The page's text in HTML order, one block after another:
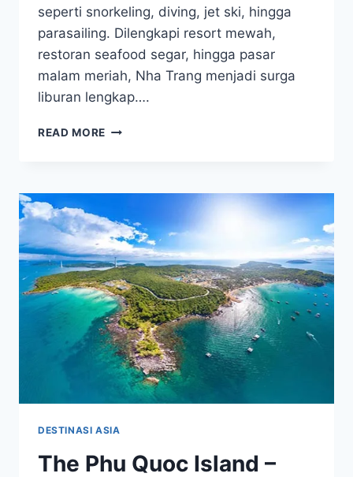
seperti snorkeling, diving, jet ski, hingga
parasailing. Dilengkapi resort mewah,
restoran seafood segar, hingga pasar
malam meriah, Nha Trang menjadi surga
liburan lengkap….
READ MORE NHA
TROPIS
PASIR
PUTIH
DAN
LAUT
BIRU
DI
VIETNAM
DESTINASI ASIA
The Phu Quoc Island –